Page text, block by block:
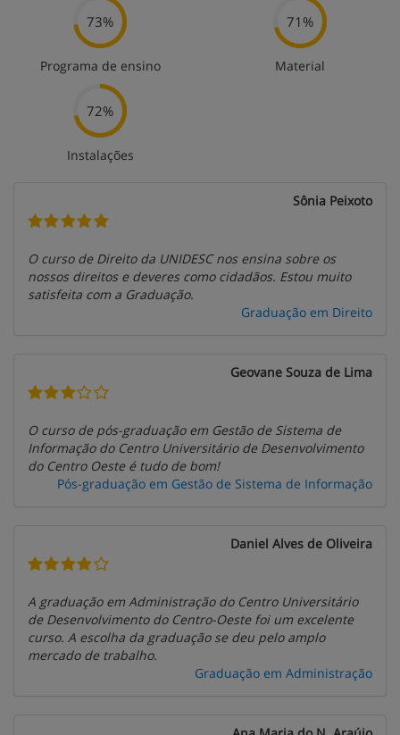
73%
Programa de ensino
71%
Material
72%
Instalações
Sônia Peixoto
O curso de Direito da UNIDESC nos ensina sobre os
nossos direitos e deveres como cidadãos. Estou muito
satisfeita com a Graduação.
Graduação em Direito
Geovane Souza de Lima
O curso de pós-graduação em Gestão de Sistema de
Informação do Centro Universitário de Desenvolvimento
do Centro Oeste é tudo de bom!
Pós-graduação em Gestão de Sistema de Informação
Daniel Alves de Oliveira
A graduação em Administração do Centro Universitário
de Desenvolvimento do Centro-Oeste foi um excelente
curso. A escolha da graduação se deu pelo amplo
mercado de trabalho.
Graduação em Administração